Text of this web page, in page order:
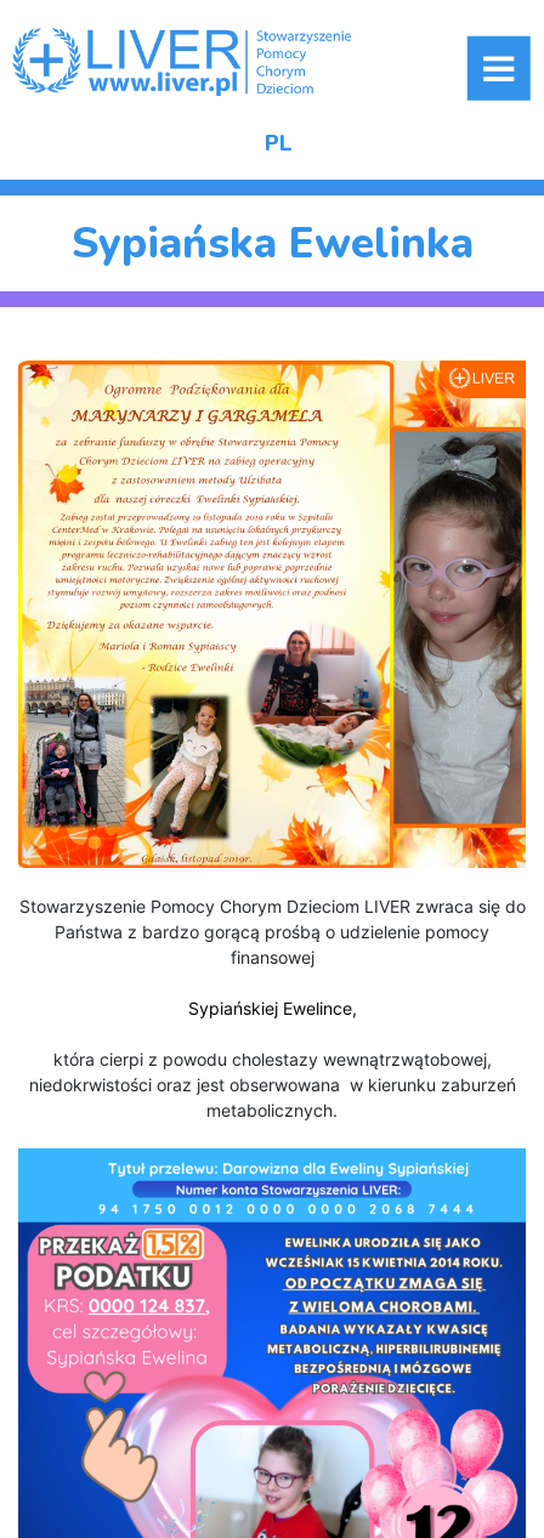
PL
Sypiańska Ewelinka
Stowarzyszenie Pomocy Chorym Dzieciom LIVER zwraca się do
Państwa z bardzo gorącą prośbą o udzielenie pomocy
finansowej
Sypiańskiej Ewelince,
która cierpi z powodu cholestazy wewnątrzwątobowej,
niedokrwistości oraz jest obserwowana w kierunku zaburzeń
metabolicznych.